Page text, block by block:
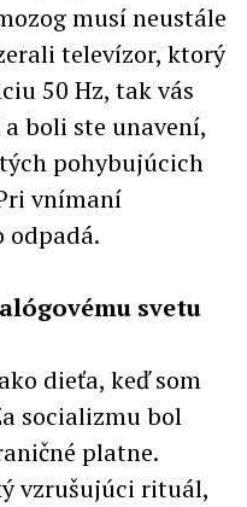
musí neustále
televízor, ktorý
50 Hz, tak vás
boli ste unavení,
pohybujúcich
vnímaní
odpadá.
svetu
dieťa, keď som
socializmu bol
platne.
vzrušujúci rituál,